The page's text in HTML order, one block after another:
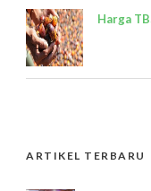
Harga
ARTIKEL TERBARU